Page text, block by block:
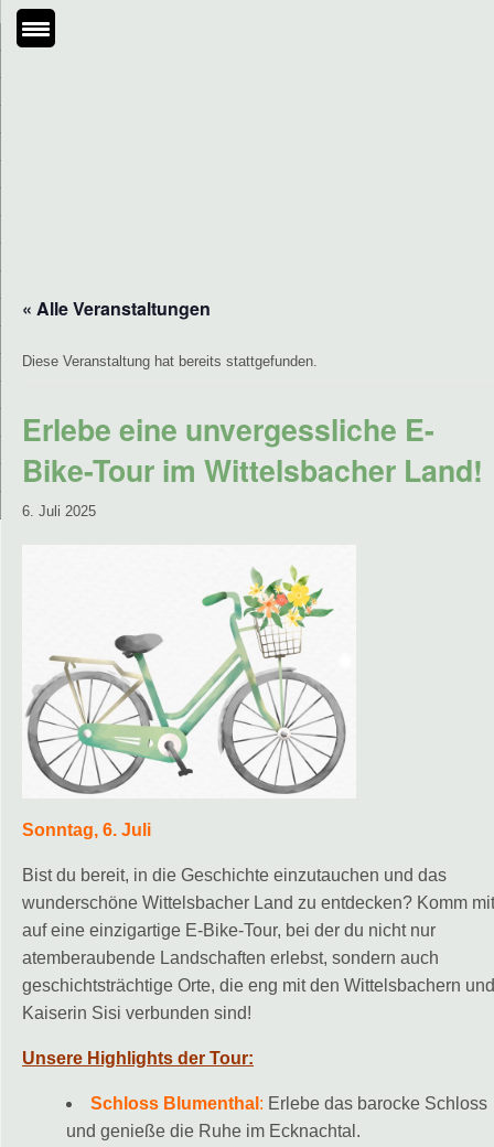
« Alle Veranstaltungen
Diese Veranstaltung hat bereits stattgefunden.
Erlebe eine unvergessliche E-
Bike-Tour im Wittelsbacher Land!
6. Juli 2025
Sonntag, 6. Juli
Bist du bereit, in die Geschichte einzutauchen und das
wunderschöne Wittelsbacher Land zu entdecken? Komm mit
auf eine einzigartige E-Bike-Tour, bei der du nicht nur
atemberaubende Landschaften erlebst, sondern auch
geschichtsträchtige Orte, die eng mit den Wittelsbachern und
Kaiserin Sisi verbunden sind!
Unsere Highlights der Tour:
Schloss Blumenthal : Erlebe das barocke Schloss
und genieße die Ruhe im Ecknachtal.